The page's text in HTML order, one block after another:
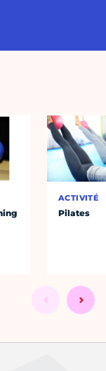
ACTIVITÉ
Pilates